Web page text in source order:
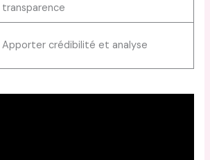
transparence
Apporter crédibilité et analyse